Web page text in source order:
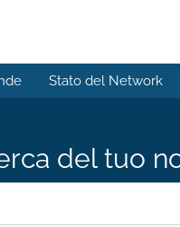
Stato del Network
del tuo